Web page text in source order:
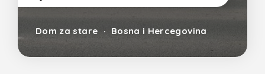
Dom za stare Bosna i Hercegovina